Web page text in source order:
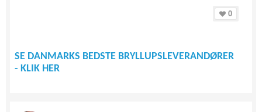
0
SE DANMARKS BEDSTE BRYLLUPSLEVERANDØRER
- KLIK HER